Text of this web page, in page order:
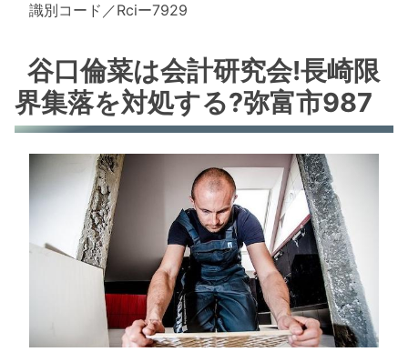
識別コード／Rciー7929
谷口倫菜は会計研究会!長崎限
界集落を対処する?弥富市987